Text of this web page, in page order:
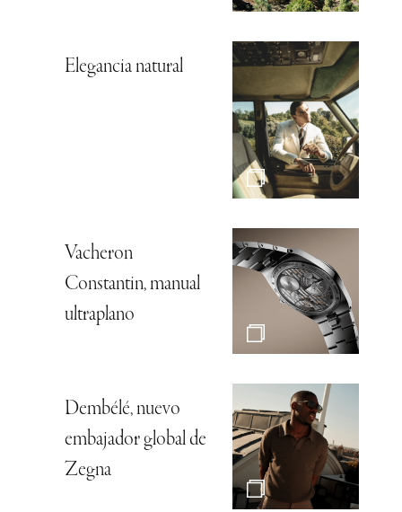
Elegancia natural
Vacheron
Constantin, manual
ultraplano
Dembélé, nuevo
embajador global de
Zegna